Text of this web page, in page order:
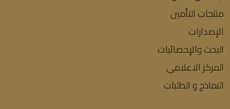
منتجات التأمين
الإصدارات
البحث والإحصائيات
المركز الاعلامي
النماذج و الطلبات